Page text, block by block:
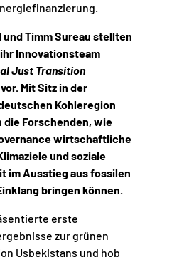
.
und Timm Sureau stellten
Innovationsteam
Just Transition
Mit Sitz in der
Kohleregion
Forschenden, wie
wirtschaftliche
und soziale
im Ausstieg aus fossilen
bringen können.
erste
zur grünen
Usbekistans und hob